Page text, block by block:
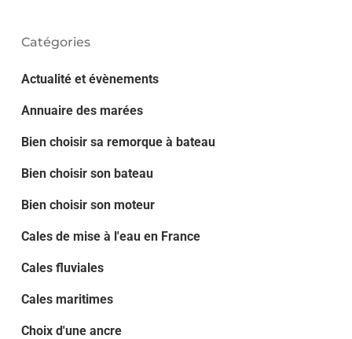
Catégories
Actualité et évènements
Annuaire des marées
Bien choisir sa remorque à bateau
Bien choisir son bateau
Bien choisir son moteur
Cales de mise à l'eau en France
Cales fluviales
Cales maritimes
Choix d'une ancre